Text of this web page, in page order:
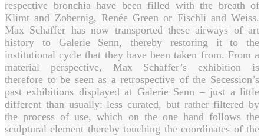
respective bronchia have been filled with the breath of
Klimt and Zobernig, Renée Green or Fischli and Weiss.
Max Schaffer has now transported these airways of art
history to Galerie Senn, thereby restoring it to the
institutional cycle that they have been taken from. From a
material perspective, Max Schaffer’s exhibition is
therefore to be seen as a retrospective of the Secession’s
past exhibitions displayed at Galerie Senn – just a little
different than usually: less curated, but rather filtered by
the process of use, which on the one hand follows the
sculptural element thereby touching the coordinates of the